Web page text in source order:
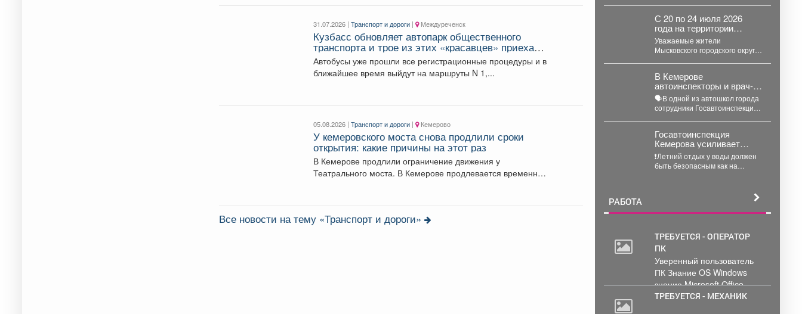
31.07.2026 |Транспорт и дороги | Междуреченск
Кузбасс обновляет автопарк общественного
транспорта и трое из этих «красавцев» приехали
в Междуреченск.
Автобусы уже прошли все регистрационные процедуры и в
ближайшее время выйдут на маршруты N 1,...
05.08.2026 |Транспорт и дороги | Кемерово
У кемеровского моста снова продлили сроки
открытия: какие причины на этот раз
В Кемерове продлили ограничение движения у
Театрального моста. В Кемерове продлевается временное
Все новости на тему «Транспорт и дороги»
состоянии алкогольного
опьянения. ...
С 20 по 24 июля 2026
года на территории
Мысковского городского
округа не
зарегистрировано ни
одного случая
возгорания.
Уважаемые жители
Мысковского городского округа!
В Кемерове
автоинспекторы и врач-
нарколог провели беседу
с начинающими
водителями в автошколе.
🗣В одной из автошкол города
сотрудники Госавтоинспекции
Кузбасского клинического
наркологического диспансера
провели...
‍Госавтоинспекция
Кемерова усиливает
контроль у водоемов: на
Красном озере
областного центра
❗️Летний отдых у воды должен
быть безопасным как на
РАБОТА
ТРЕБУЕТСЯ - ОПЕРАТОР
ПК
Уверенный пользователь
ПК Знание OS Windows
знание Microsoft Office .
Обработка и...
ТРЕБУЕТСЯ - МЕХАНИК